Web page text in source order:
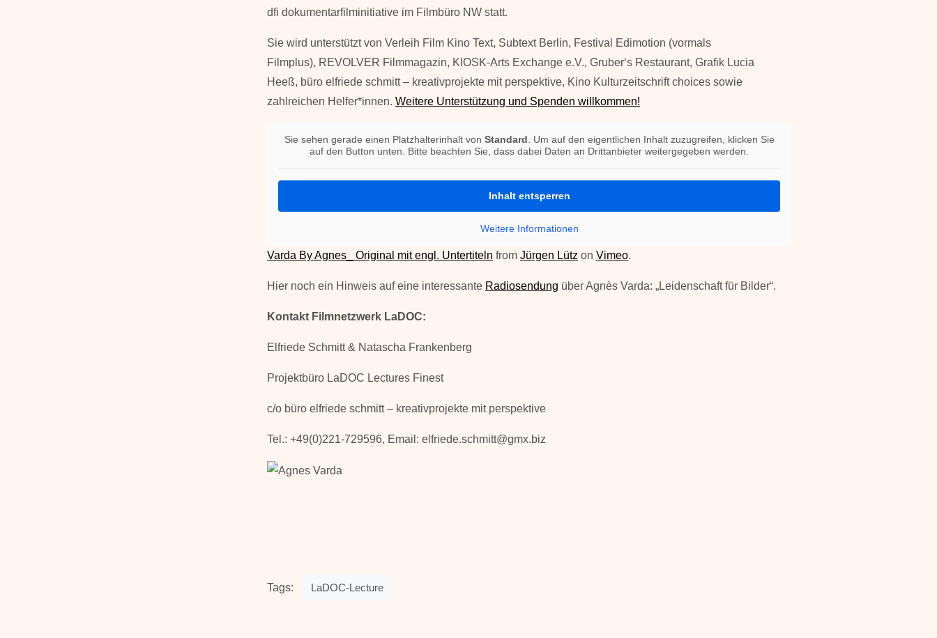
dfi dokumentarfilminitiative im Filmbüro NW statt.
Sie wird unterstützt von Verleih Film Kino Text, Subtext Berlin, Festival Edimotion (vormals
Filmplus), REVOLVER Filmmagazin, KIOSK-Arts Exchange e.V., Gruber‘s Restaurant, Grafik Lucia
Heeß, büro elfriede schmitt – kreativprojekte mit perspektive, Kino Kulturzeitschrift choices sowie
zahlreichen Helfer*innen. Weitere Unterstützung und Spenden willkommen!
Sie sehen gerade einen Platzhalterinhalt von Standard . Um auf den eigentlichen Inhalt zuzugreifen, klicken Sie
auf den Button unten. Bitte beachten Sie, dass dabei Daten an Drittanbieter weitergegeben werden.
Inhalt entsperren
Weitere Informationen
Varda By Agnes_ Original mit engl. Untertiteln from Jürgen Lütz on Vimeo.
Hier noch ein Hinweis auf eine interessante Radiosendung über Agnès Varda: „Leidenschaft für Bilder“.
Kontakt Filmnetzwerk LaDOC:
Elfriede Schmitt & Natascha Frankenberg
Projektbüro LaDOC Lectures Finest
c/o büro elfriede schmitt – kreativprojekte mit perspektive
Tel.: +49(0)221-729596, Email: elfriede.schmitt@gmx.biz
Tags: LaDOC-Lecture